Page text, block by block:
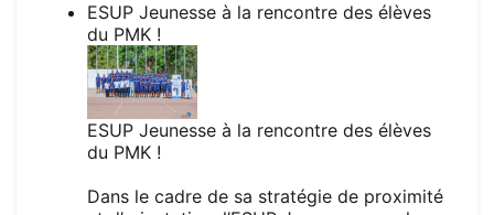
ESUP Jeunesse à la rencontre des élèves
du PMK !
ESUP Jeunesse à la rencontre des élèves
du PMK !
Dans le cadre de sa stratégie de proximité